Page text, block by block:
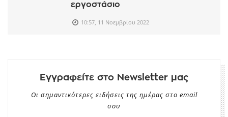
εργοστάσιο
10:57, 11 Νοεμβρίου 2022
Εγγραφείτε στο Newsletter μας
Οι σημαντικότερες ειδήσεις της ημέρας στο email
σου